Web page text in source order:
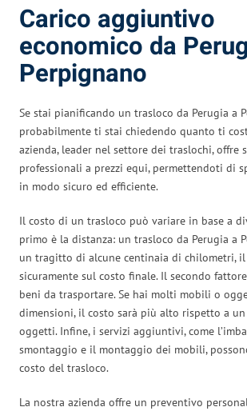
Carico aggiuntivo
economico da
Perpignano
Se stai pianificando un trasloco da Perugia a
probabilmente ti stai chiedendo quanto ti
azienda, leader nel settore dei traslochi, offre
professionali a prezzi equi, permettendoti di
in modo sicuro ed efficiente.
Il costo di un trasloco può variare in base a
primo è la distanza: un trasloco da Perugia a
un tragitto di alcune centinaia di chilometri,
sicuramente sul costo finale. Il secondo
beni da trasportare. Se hai molti mobili o
dimensioni, il costo sarà più alto rispetto a
oggetti. Infine, i servizi aggiuntivi, come
smontaggio e il montaggio dei mobili,
costo del trasloco.
La nostra azienda offre un preventivo